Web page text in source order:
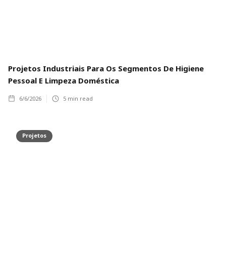
Projetos Industriais Para Os Segmentos De Higiene
Pessoal E Limpeza Doméstica
6/6/2026 5 min read
Projetos